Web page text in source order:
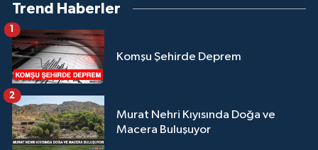
Trend Haberler
Komşu Şehirde Deprem
1
Murat Nehri Kıyısında Doğa ve
Macera Buluşuyor
2